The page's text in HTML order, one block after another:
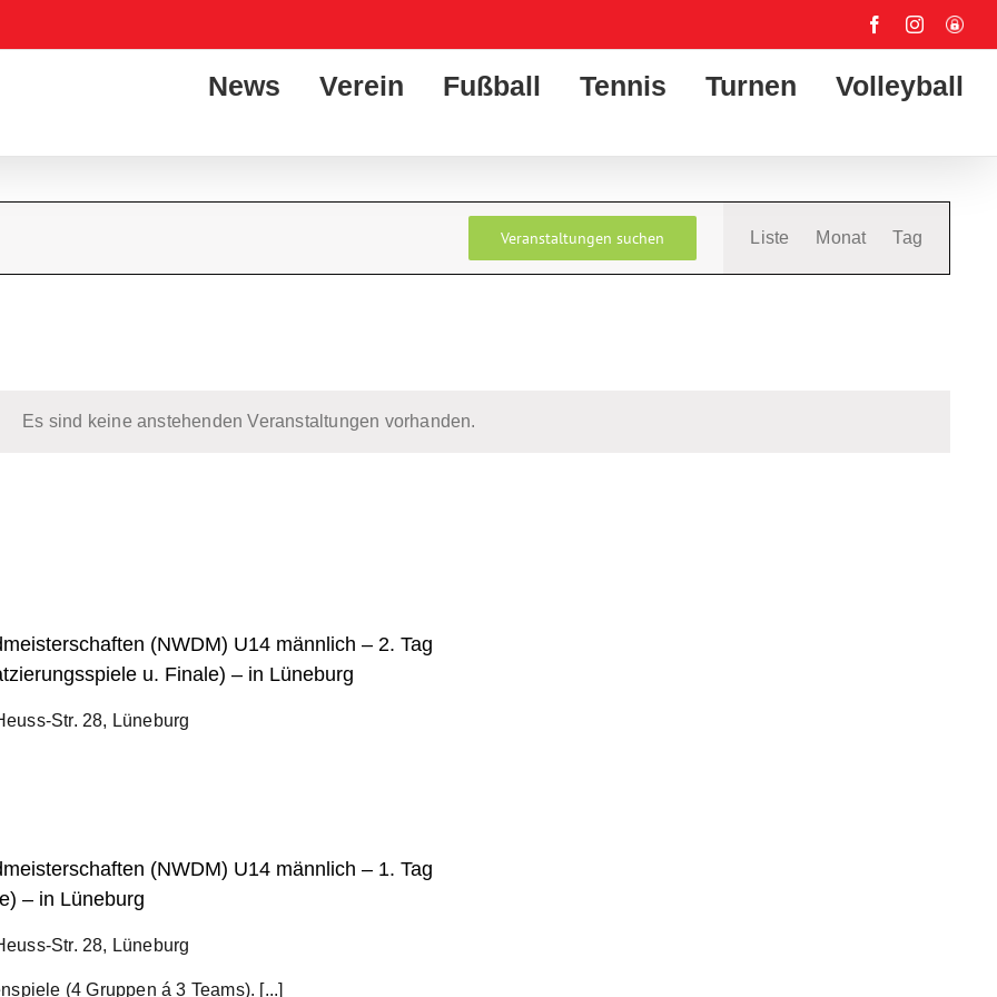
FacebookInstagram
User-
News Verein Fußball Tennis Turnen Volleyball
Es sind keine anstehenden Veranstaltungen vorhanden.
Veranstaltungen suchen
Ansichten-
Liste Monat Tag
(NWDM) U14 männlich – 2. Tag
u. Finale) – in Lüneburg
Str. 28, Lüneburg
(NWDM) U14 männlich – 1. Tag
– in Lüneburg
Str. 28, Lüneburg
(4 Gruppen á 3 Teams). [...]